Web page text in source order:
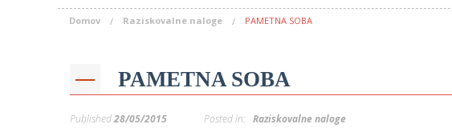
Eko programi
Domov Raziskovalne naloge PAMETNA SOBA
PAMETNA SOBA
Published28/05/2015 Posted in: Raziskovalne naloge